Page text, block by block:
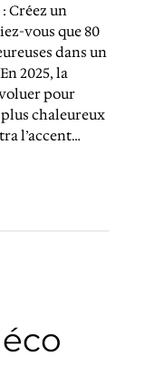
Créez un
vous que 80
dans un
2025, la
pour
chaleureux
l’accent…